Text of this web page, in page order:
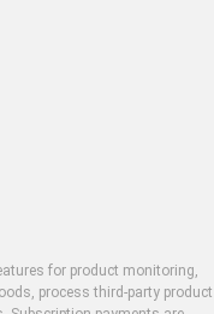
for product monitoring,
process third-party product